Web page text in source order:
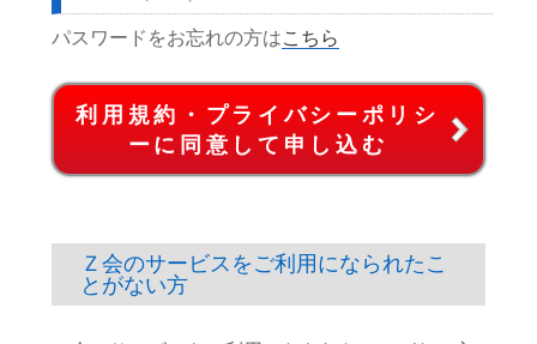
パスワードをお忘れの方はこちら
利用規約・プライバシーポリシ
ーに同意して申し込む
Ｚ会のサービスをご利用になられたこ
とがない方